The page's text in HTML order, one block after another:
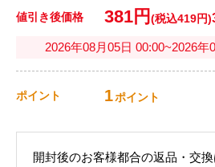
値引き後価格 381円 (税込419円)
2026年08月05日 00:00~2026年
ポイント 1ポイント
開封後のお客様都合の返品・交